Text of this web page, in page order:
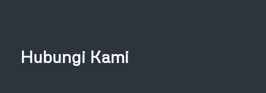
Hubungi Kami